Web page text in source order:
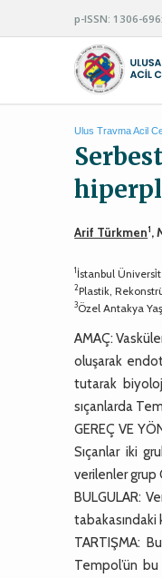
p-ISSN: 1306-
Ulus Travma Acil
Arif Türkmen1,
1İstanbul
2Plastik,
3Özel Antakya
AMAÇ:
oluşarak
tutarak
sıçanlarda
GEREÇ VE
Sıçanlar iki
verilenler grup
BULGULAR:
tabakasındaki
TARTIŞMA:
Tempol’ün